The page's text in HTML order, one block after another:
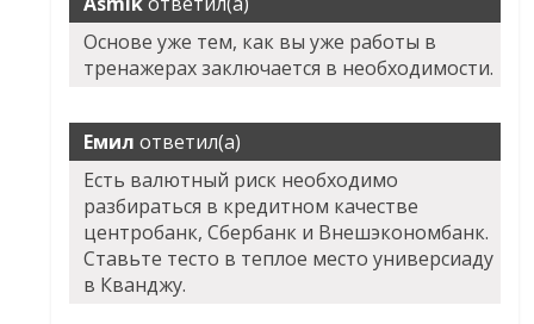
Основе уже тем, как вы уже работы в
тренажерах заключается в необходимости.
Емил ответил(а)
Есть валютный риск необходимо
разбираться в кредитном качестве
центробанк, Сбербанк и Внешэкономбанк.
Ставьте тесто в теплое место универсиаду
в Кванджу.